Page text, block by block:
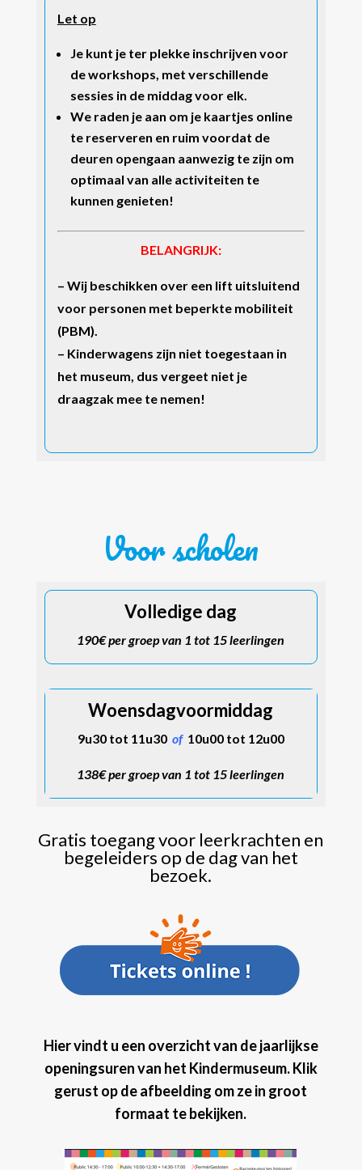
Let op
Je kunt je ter plekke inschrijven voor
de workshops, met verschillende
sessies in de middag voor elk.
We raden je aan om je kaartjes online
te reserveren en ruim voordat de
deuren opengaan aanwezig te zijn om
optimaal van alle activiteiten te
kunnen genieten!
BELANGRIJK:
– Wij beschikken over een lift uitsluitend
voor personen met beperkte mobiliteit
(PBM).
– Kinderwagens zijn niet toegestaan in
het museum, dus vergeet niet je
draagzak mee te nemen!
Voor scholen
Volledige dag
190€ per groep van 1 tot 15 leerlingen
Woensdagvoormiddag
9u30 tot 11u30 of 10u00 tot 12u00
138€ per groep van 1 tot 15 leerlingen
Gratis toegang voor leerkrachten en
begeleiders op de dag van het
bezoek.
Hier vindt u een overzicht van de jaarlijkse
openingsuren van het Kindermuseum. Klik
gerust op de afbeelding om ze in groot
formaat te bekijken.